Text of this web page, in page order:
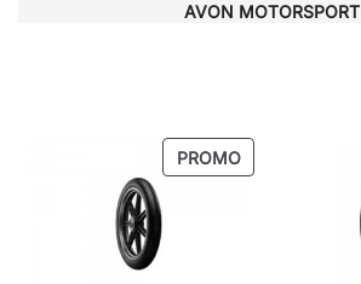
AVON MOTORSPORT
PROMOPRODUIT